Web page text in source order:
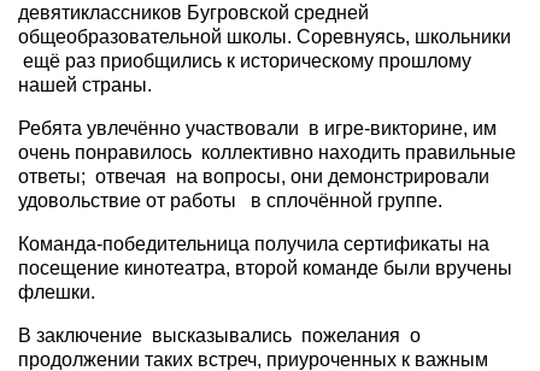
девятиклассников Бугровской средней
общеобразовательной школы. Соревнуясь, школьники
ещё раз приобщились к историческому прошлому
нашей страны.
Ребята увлечённо участвовали в игре-викторине, им
очень понравилось коллективно находить правильные
ответы; отвечая на вопросы, они демонстрировали
удовольствие от работы в сплочённой группе.
Команда-победительница получила сертификаты на
посещение кинотеатра, второй команде были вручены
флешки.
В заключение высказывались пожелания о
продолжении таких встреч, приуроченных к важным